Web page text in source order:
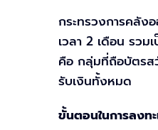
กระทรวงการคลัง
เวลา 2 เดือน รวม
คือ กลุ่มที่ถือบัตรส
รับเงินทั้งหมด
ขั้นตอนในการลงท